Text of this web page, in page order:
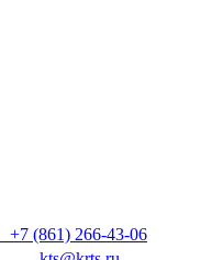
+7 (861) 266-43-06